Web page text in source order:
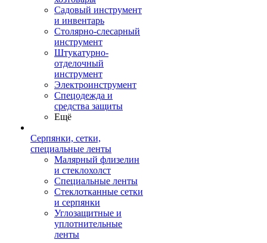
Садовый инструмент
и инвентарь
Столярно-слесарный
инструмент
Штукатурно-
отделочный
инструмент
Электроинструмент
Спецодежда и
средства защиты
Ещё
Серпянки, сетки,
специальные ленты
Малярный флизелин
и стеклохолст
Специальные ленты
Стеклотканные сетки
и серпянки
Углозащитные и
уплотнительные
ленты